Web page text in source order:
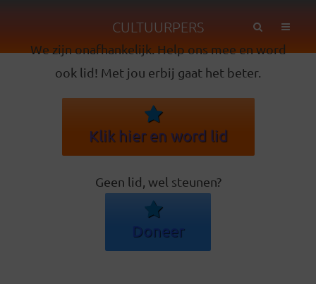
CULTUURPERS
We zijn onafhankelijk. Help ons mee en word
ook lid! Met jou erbij gaat het beter.
Klik hier en word lid
Geen lid, wel steunen?
Doneer